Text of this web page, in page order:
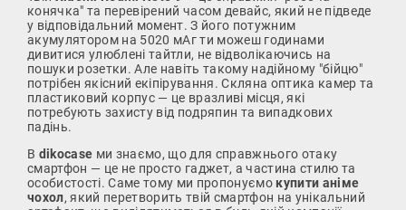
конячка" та перевірений часом девайс, який не підведе
у відповідальний момент. З його потужним
акумулятором на 5020 мАг ти можеш годинами
дивитися улюблені тайтли, не відволікаючись на
пошуки розетки. Але навіть такому надійному "бійцю"
потрібен якісний екіпірування. Скляна оптика камер та
пластиковий корпус — це вразливі місця, які
потребують захисту від подряпин та випадкових
падінь.
В dikocase ми знаємо, що для справжнього отаку
смартфон — це не просто гаджет, а частина стилю та
особистості. Саме тому ми пропонуємо купити аніме
чохол, який перетворить твій смартфон на унікальний